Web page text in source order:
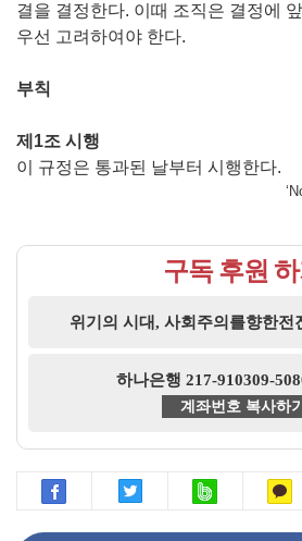
결을 결정한다. 이때 조직은 결정에
우선 고려하여야 한다.
부칙
제1조 시행
이 규정은 통과된 날부터 시행한다.
구독 후원 하
위기의 시대, 사회주의를향한전
하나은행 217-910309-
계좌번호 복사하기